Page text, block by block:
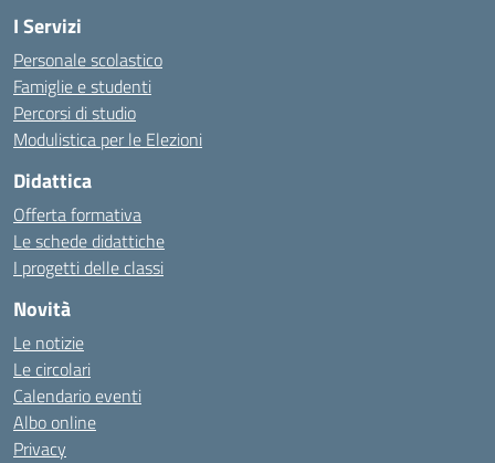
I Servizi
Personale scolastico
Famiglie e studenti
Percorsi di studio
Modulistica per le Elezioni
Didattica
Offerta formativa
Le schede didattiche
I progetti delle classi
Novità
Le notizie
Le circolari
Calendario eventi
Albo online
Privacy